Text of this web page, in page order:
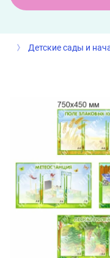
Детские сады и